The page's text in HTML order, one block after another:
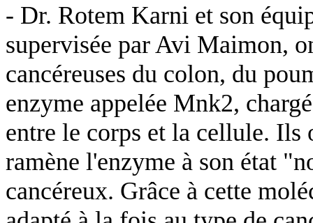
- Dr. Rotem Karni et son
supervisée par Avi Maimon,
cancéreuses du colon, du
enzyme appelée Mnk2,
entre le corps et la cellule.
ramène l'enzyme à son état
cancéreux. Grâce à cette